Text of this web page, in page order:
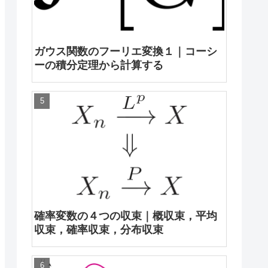
ガウス関数のフーリエ変換１｜コーシ
ーの積分定理から計算する
確率変数の４つの収束｜概収束，平均
収束，確率収束，分布収束